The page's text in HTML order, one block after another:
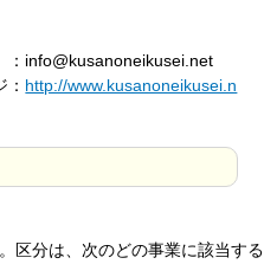
http://www.kusanoneikusei.n
区分は、次のどの事業に該当する